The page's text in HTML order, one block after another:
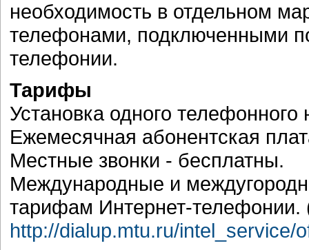
необходимость в отдельном
телефонами, подключенными
телефонии.
Тарифы
Установка одного
Ежемесячная абонентская
Местные звонки - бесплатны.
Международные и
тарифам Интернет-телефонии.
http://dialup.mtu.ru/intel_service/